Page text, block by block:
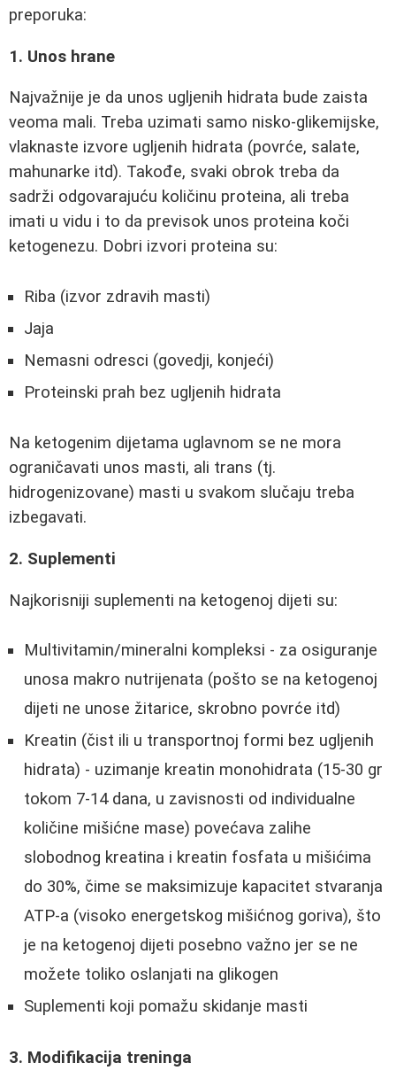
preporuka:
1. Unos hrane
Najvažnije je da unos ugljenih hidrata bude zaista
veoma mali. Treba uzimati samo nisko-glikemijske,
vlaknaste izvore ugljenih hidrata (povrće, salate,
mahunarke itd). Takođe, svaki obrok treba da
sadrži odgovarajuću količinu proteina, ali treba
imati u vidu i to da previsok unos proteina koči
ketogenezu. Dobri izvori proteina su:
Riba (izvor zdravih masti)
Jaja
Nemasni odresci (govedji, konjeći)
Proteinski prah bez ugljenih hidrata
Na ketogenim dijetama uglavnom se ne mora
ograničavati unos masti, ali trans (tj.
hidrogenizovane) masti u svakom slučaju treba
izbegavati.
2. Suplementi
Najkorisniji suplementi na ketogenoj dijeti su:
Multivitamin/mineralni kompleksi - za osiguranje
unosa makro nutrijenata (pošto se na ketogenoj
dijeti ne unose žitarice, skrobno povrće itd)
Kreatin (čist ili u transportnoj formi bez ugljenih
hidrata) - uzimanje kreatin monohidrata (15-30 gr
tokom 7-14 dana, u zavisnosti od individualne
količine mišićne mase) povećava zalihe
slobodnog kreatina i kreatin fosfata u mišićima
do 30%, čime se maksimizuje kapacitet stvaranja
ATP-a (visoko energetskog mišićnog goriva), što
je na ketogenoj dijeti posebno važno jer se ne
možete toliko oslanjati na glikogen
Suplementi koji pomažu skidanje masti
3. Modifikacija treninga